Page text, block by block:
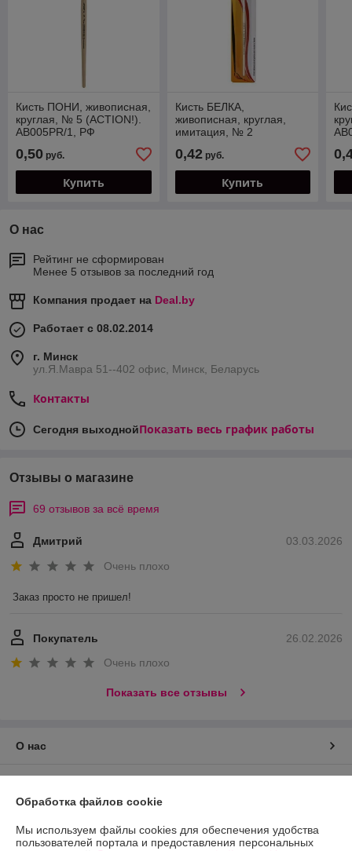
Кисть ПОНИ, живописная,
круглая, № 5 (ACTION!).
AB005PR/1, РФ
0,50 руб.
Купить
Кисть БЕЛКА,
живописная, круглая,
имитация, № 2
(ACTION!). AB002SF, РФ
0,42руб.
Купить
О нас
Рейтинг не сформирован
Менее 5 отзывов за последний год
Компания продает на Deal.by
Работает с 08.02.2014
г. Минск
ул.Я.Мавра 51--402 офис, Минск, Беларусь
Контакты
Сегодня выходнойПоказать весь график работы
Отзывы о магазине
69 отзывов за всё время
03.03.2026
Дмитрий
Очень плохо
Заказ просто не пришел!
26.02.2026
Покупатель
Очень плохо
Показать все отзывы
О нас
Обработка файлов cookie
Мы используем файлы cookies для обеспечения удобства
пользователей портала и предоставления персональных